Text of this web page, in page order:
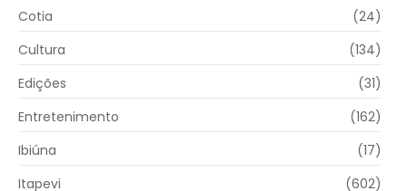
Cotia
(24)
Cultura
(134)
Edições
(31)
Entretenimento
(162)
Ibiúna
(17)
Itapevi
(602)